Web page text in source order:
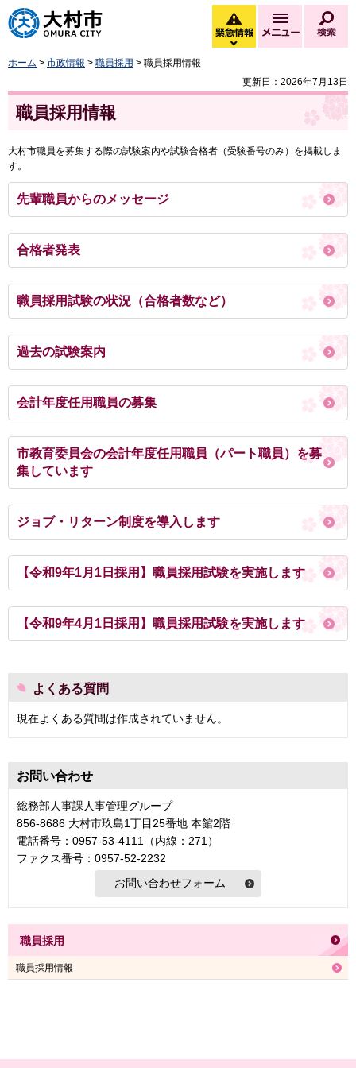
大村市
緊急情報
緊急情報を開く
メニュー
ホーム > 市政情報 > 職員採用 > 職員採用情報
更新日：2026年7月13日
職員採用情報
大村市職員を募集する際の試験案内や試験合格者（受験番号のみ）を掲載しま
す。
先輩職員からのメッセージ
合格者発表
職員採用試験の状況（合格者数など）
過去の試験案内
会計年度任用職員の募集
市教育委員会の会計年度任用職員（パート職員）を募
集しています
ジョブ・リターン制度を導入します
【令和9年1月1日採用】職員採用試験を実施します
【令和9年4月1日採用】職員採用試験を実施します
よくある質問
現在よくある質問は作成されていません。
お問い合わせ
総務部人事課人事管理グループ
856-8686 大村市玖島1丁目25番地 本館2階
電話番号：0957-53-4111（内線：271）
ファクス番号：0957-52-2232
職員採用
職員採用情報